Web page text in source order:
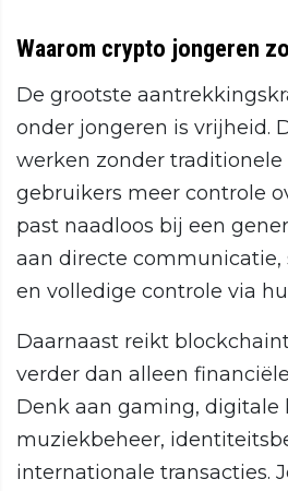
Waarom crypto jongeren
De grootste
onder jongeren is vrijheid.
werken zonder
gebruikers meer controle
past naadloos bij een
aan directe communicatie,
en volledige controle via
Daarnaast reikt
verder dan alleen
Denk aan gaming, digitale
muziekbeheer,
internationale transacties.